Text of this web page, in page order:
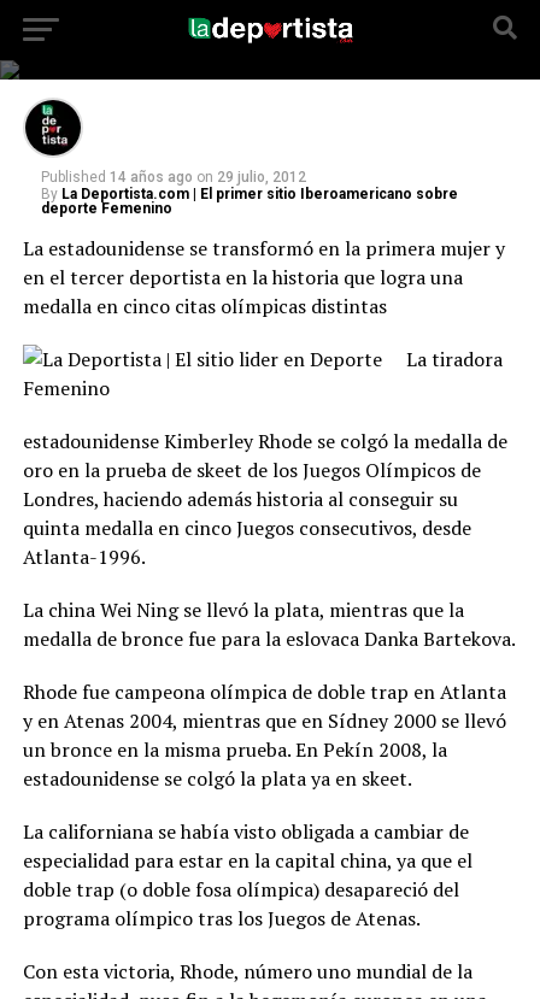
historia que logra una medalla en cinco citas
Published 14 años ago on 29 julio, 2012
By La Deportista.com | El primer sitio Iberoamericano sobre
deporte Femenino
La estadounidense se transformó en la primera mujer y
en el tercer deportista en la historia que logra una
medalla en cinco citas olímpicas distintas
La tiradora
estadounidense Kimberley Rhode se colgó la medalla de
oro en la prueba de skeet de los Juegos Olímpicos de
Londres, haciendo además historia al conseguir su
quinta medalla en cinco Juegos consecutivos, desde
Atlanta-1996.
La china Wei Ning se llevó la plata, mientras que la
medalla de bronce fue para la eslovaca Danka Bartekova.
Rhode fue campeona olímpica de doble trap en Atlanta
y en Atenas 2004, mientras que en Sídney 2000 se llevó
un bronce en la misma prueba. En Pekín 2008, la
estadounidense se colgó la plata ya en skeet.
La californiana se había visto obligada a cambiar de
especialidad para estar en la capital china, ya que el
doble trap (o doble fosa olímpica) desapareció del
programa olímpico tras los Juegos de Atenas.
Con esta victoria, Rhode, número uno mundial de la